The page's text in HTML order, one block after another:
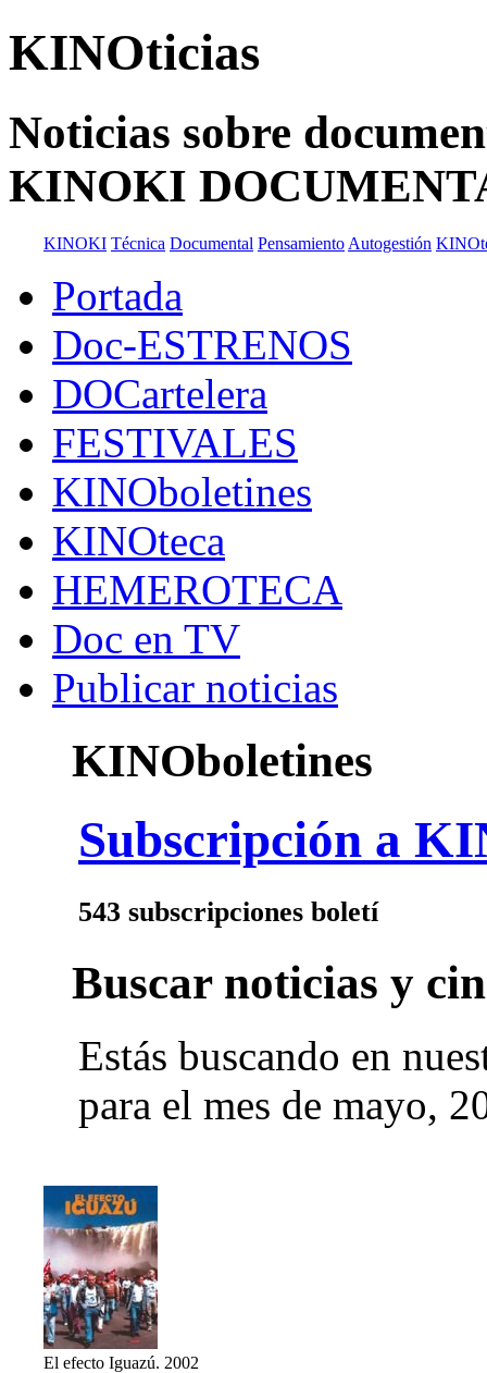
KINOticias
Noticias sobre
KINOKI
KINOKI Técnica Documental Pensamiento Autogestión
Portada
Doc-ESTRENOS
DOCartelera
FESTIVALES
KINOboletines
KINOteca
HEMEROTECA
Doc en TV
Publicar noticias
KINOboletines
Subscripción a
543 subscripciones boletí
Buscar noticias y
Estás buscando en
para el mes de mayo,
El efecto Iguazú. 2002